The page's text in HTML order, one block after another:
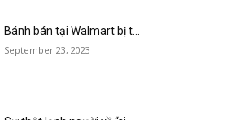
Bánh bán tại Walmart bị t...
September 23, 2023